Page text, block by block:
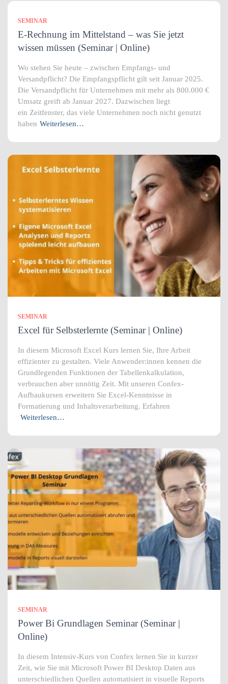
SEMINAR
E-Rechnung im Mittelstand – was Sie jetzt
wissen müssen (Seminar | Online)
Wo stehen Sie heute – zwischen Empfangs- und
Versandpflicht? Die Empfangspflicht gilt seit Januar 2025.
Die Versandpflicht für Unternehmen mit mehr als 800.000 €
Umsatz greift ab Januar 2027. Dazwischen liegt
ein Zeitfenster, das viele Unternehmen noch nicht genutzt
haben Weiterlesen…
SEMINAR
Excel für Selbsterlernte (Seminar | Online)
In diesem Microsoft Excel Kurs lernen Sie, Ihre Arbeit
effizienter zu gestalten. Viele Anwender:innen kennen die
Grundlegenden Funktionen der Tabellenkalkulation,
verbrauchen aber unnötig Zeit. Mit unseren Confex-
Aufbaukursen erweitern Sie Excel-Kenntnisse in
Formatierung und Inhaltsverarbeitung. Erfahren
Weiterlesen…
SEMINAR
Power Bi Grundlagen Seminar (Seminar |
Online)
In diesem Intensiv-Kurs von Confex lernen Sie in kurzer
Zeit, wie Sie mit Microsoft Power BI Desktop Daten aus
unterschiedlichen Quellen automatisiert in visuelle Reports